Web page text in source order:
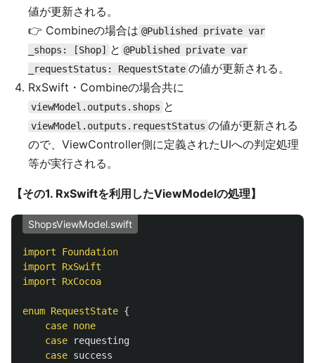
値が更新される。
👉 Combineの場合は @Published private var
_shops: [Shop]
と @Published private var
_requestStatus: RequestState の値が更新される。
RxSwift・Combineの場合共に
viewModel.outputs.shops と
viewModel.outputs.requestStatus の値が更新される
ので、ViewController側に定義されたUIへの判定処理
等が実行される。
【その1. RxSwiftを利用したViewModelの処理】
ShopsViewModel.swift
import
Foundation
import
RxSwift
import
RxCocoa
enum RequestState {
case none
case
requesting
case success